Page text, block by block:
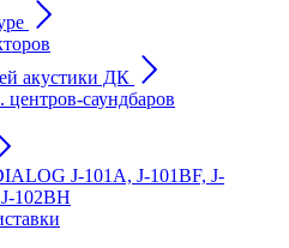
акустики ДК
центров-саундбаров
J-101A, J-101BF, J-
102BH